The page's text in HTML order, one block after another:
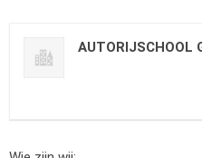
AUTORIJSCHOOL